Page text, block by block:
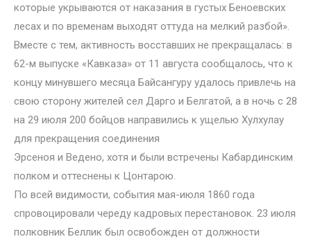
которые укрываются от наказания в густых Беноевских
лесах и по временам выходят оттуда на мелкий разбой».
Вместе с тем, активность восставших не прекращалась: в
62-м выпуске «Кавказа» от 11 августа сообщалось, что к
концу минувшего месяца Байсангуру удалось привлечь на
свою сторону жителей сел Дарго и Белгатой, а в ночь с 28
на 29 июля 200 бойцов направились к ущелью Хулхулау
для прекращения соединения
Эрсеноя и Ведено, хотя и были встречены Кабардинским
полком и оттеснены к Цонтарою.
По всей видимости, события мая-июля 1860 года
спровоцировали череду кадровых перестановок. 23 июля
полковник Беллик был освобожден от должности